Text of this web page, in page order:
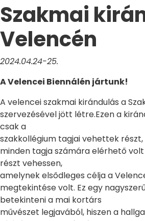
Szakmai
Velencén
2024.04.24-25.
A Velencei Biennálén jártunk!
A velencei szakmai kirándulás a
szervezésével jött létre.Ezen a
csak a
szakkollégium tagjai vehettek
minden tagja számára elérhető
részt vehessen,
amelynek elsődleges célja a
megtekintése volt. Ez egy
betekinteni a mai kortárs
művészet legjavából, hiszen a